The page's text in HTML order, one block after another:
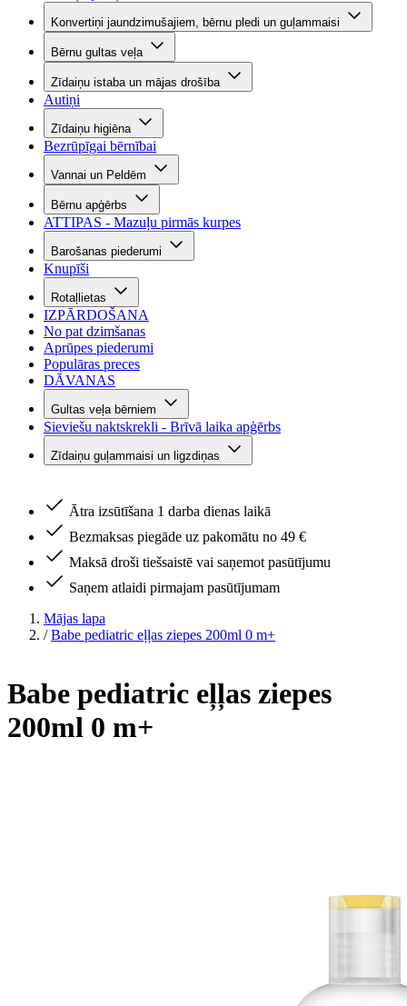
Konvertiņi jaundzimušajiem, bērnu pledi un guļammaisi
Bērnu gultas veļa
Zīdaiņu istaba un mājas drošība
Autiņi
Zīdaiņu higiēna
Bezrūpīgai bērnībai
Vannai un Peldēm
Bērnu apģērbs
ATTIPAS - Mazuļu pirmās kurpes
Barošanas piederumi
Knupīši
Rotaļlietas
IZPĀRDOŠANA
No pat dzimšanas
Aprūpes piederumi
Populāras preces
DĀVANAS
Gultas veļa bērniem
Sieviešu naktskrekli - Brīvā laika apģērbs
Zīdaiņu guļammaisi un ligzdiņas
Ātra izsūtīšana 1 darba dienas laikā
Bezmaksas piegāde uz pakomātu no 49 €
Maksā droši tiešsaistē vai saņemot pasūtījumu
Saņem atlaidi pirmajam pasūtījumam
Mājas lapa
/ Babe pediatric eļļas ziepes 200ml 0 m+
Babe pediatric eļļas ziepes
200ml 0 m+